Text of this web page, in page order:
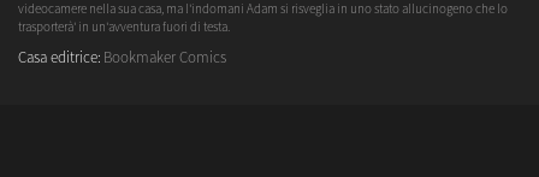
videocamere nella sua casa, ma l'indomani Adam si risveglia in uno stato allucinogeno che lo
trasporterà' in un'avventura fuori di testa.
Casa editrice: Bookmaker Comics